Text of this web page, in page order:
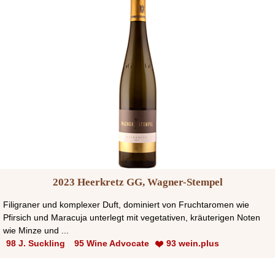
2023 Heerkretz GG, Wagner-Stempel
Filigraner und komplexer Duft, dominiert von Fruchtaromen wie
Pfirsich und Maracuja unterlegt mit vegetativen, kräuterigen Noten
wie Minze und ...
98 J. Suckling
95 Wine Advocate 93 wein.plus